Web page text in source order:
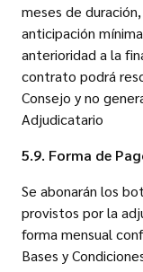
meses de
anticipación
anterioridad a la
contrato podrá
Consejo y no
Adjudicatario
5.9. Forma de
Se abonarán los
provistos por la
forma mensual
Bases y